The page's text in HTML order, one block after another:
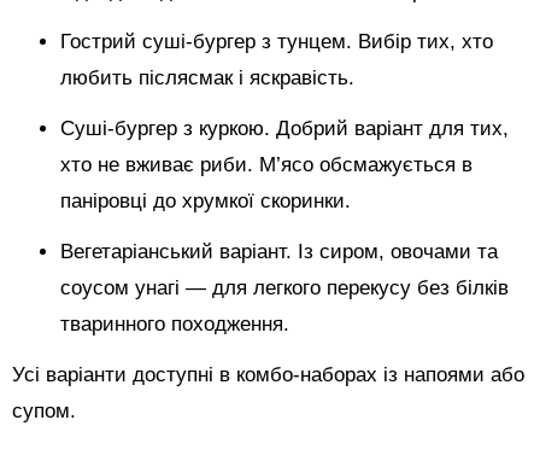
Гострий суші-бургер з тунцем. Вибір тих, хто
любить післясмак і яскравість.
Суші-бургер з куркою. Добрий варіант для тих,
хто не вживає риби. М’ясо обсмажується в
паніровці до хрумкої скоринки.
Вегетаріанський варіант. Із сиром, овочами та
соусом унагі — для легкого перекусу без білків
тваринного походження.
Усі варіанти доступні в комбо-наборах із напоями або
супом.